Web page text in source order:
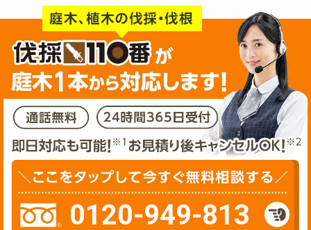
0120-949-813